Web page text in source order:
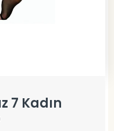
7 Kadın